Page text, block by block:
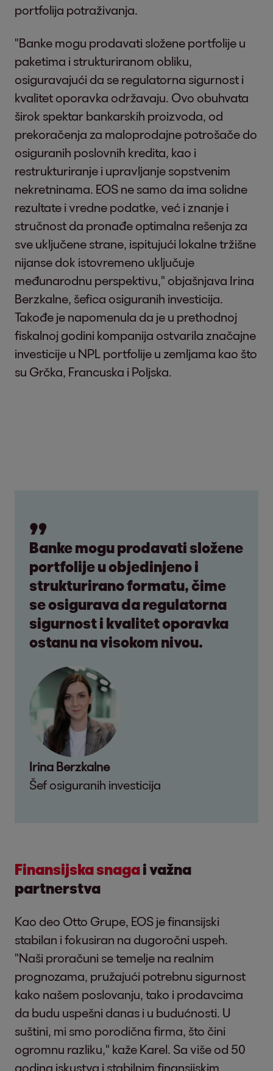
portfolija potraživanja.
"Banke mogu prodavati složene portfolije u
paketima i strukturiranom obliku,
osiguravajući da se regulatorna sigurnost i
kvalitet oporavka održavaju. Ovo obuhvata
širok spektar bankarskih proizvoda, od
prekoračenja za maloprodajne potrošače do
osiguranih poslovnih kredita, kao i
restrukturiranje i upravljanje sopstvenim
nekretninama. EOS ne samo da ima solidne
rezultate i vredne podatke, već i znanje i
stručnost da pronađe optimalna rešenja za
sve uključene strane, ispitujući lokalne tržišne
nijanse dok istovremeno uključuje
međunarodnu perspektivu," objašnjava Irina
Berzkalne, šefica osiguranih investicija.
Takođe je napomenula da je u prethodnoj
fiskalnoj godini kompanija ostvarila značajne
investicije u NPL portfolije u zemljama kao što
su Grčka, Francuska i Poljska.
Banke mogu prodavati složene
portfolije u objedinjeno i
strukturirano formatu, čime
se osigurava da regulatorna
sigurnost i kvalitet oporavka
ostanu na visokom nivou.
Irina Berzkalne
Šef osiguranih investicija
Finansijska snagai važna
partnerstva
Kao deo Otto Grupe, EOS je finansijski
stabilan i fokusiran na dugoročni uspeh.
"Naši proračuni se temelje na realnim
prognozama, pružajući potrebnu sigurnost
kako našem poslovanju, tako i prodavcima
da budu uspešni danas i u budućnosti. U
suštini, mi smo porodična firma, što čini
ogromnu razliku," kaže Karel. Sa više od 50
godina iskustva i stabilnim finansijskim